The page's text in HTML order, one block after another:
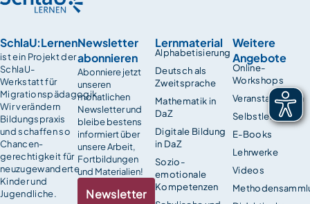
SchlaU:Lernen
ist ein Projekt der
SchlaU-
Werkstatt für
Migrationspädagogik.
Wir verändern
Bildungspraxis
und schaffen so
Chancen­
gerechtigkeit für
neuzugewanderte
Kinder und
Jugendliche.
Lernmaterial
Alphabetisierung
Deutsch als
Zweitsprache
Mathematik in
DaZ
Digitale Bildung
in DaZ
Sozio-
emotionale
Kompetenzen
Weitere
Angebote
Online-
Workshops
Veranstaltungen
Selbstlernkurse
E-Books
Lehrwerke
Videos
Newsletter
abonnieren
Abonniere jetzt
unseren
monatlichen
Newsletter und
bleibe bestens
informiert über
unsere Arbeit,
Fortbildungen
und Materialien!
Newsletter